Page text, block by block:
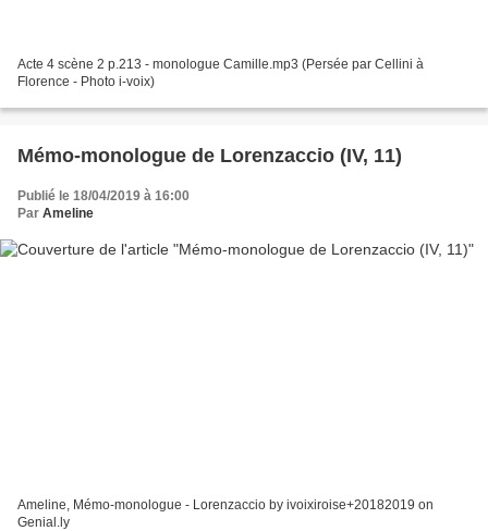
Acte 4 scène 2 p.213 - monologue Camille.mp3 (Persée par Cellini à
Florence - Photo i-voix)
Mémo-monologue de Lorenzaccio (IV, 11)
Publié le 18/04/2019 à 16:00
Par Ameline
Ameline, Mémo-monologue - Lorenzaccio by ivoixiroise+20182019 on
Genial.ly